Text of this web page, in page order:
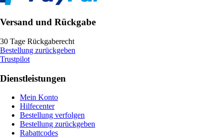
Versand und Rückgabe
30 Tage Rückgaberecht
Bestellung zurückgeben
Trustpilot
Dienstleistungen
Mein Konto
Hilfecenter
Bestellung verfolgen
Bestellung zurückgeben
Rabattcodes